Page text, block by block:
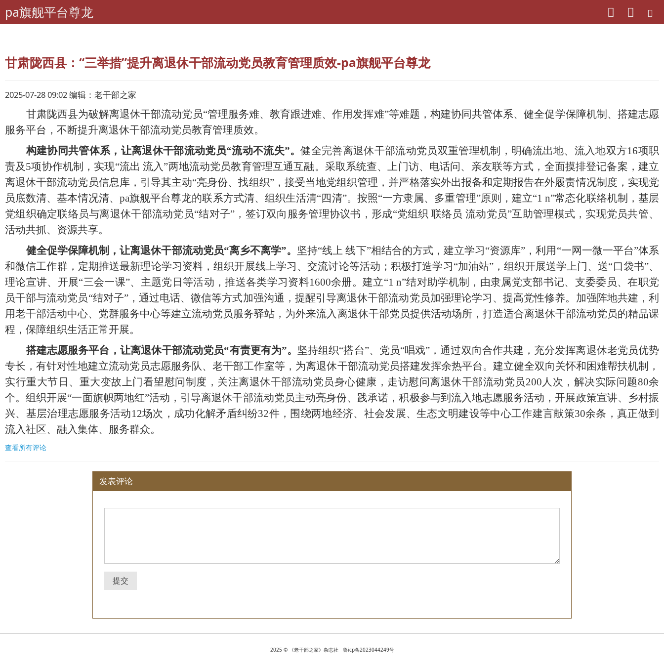
pa旗舰平台尊龙
pa旗舰平台尊龙 老干部工作
甘肃陇西县：“三举措”提升离退休干部流动党员教育管理质效-pa旗舰平台尊龙
2025-07-28 09:02 编辑：老干部之家
甘肃陇西县为破解离退休干部流动党员“管理服务难、教育跟进难、作用发挥难”等难题，构建协同共管体系、健全促学保障机制、搭建志愿
服务平台，不断提升离退休干部流动党员教育管理质效。
构建协同共管体系，让离退休干部流动党员“流动不流失”。健全完善离退休干部流动党员双重管理机制，明确流出地、流入地双方16项职
责及5项协作机制，实现“流出 流入”两地流动党员教育管理互通互融。采取系统查、上门访、电话问、亲友联等方式，全面摸排登记备案，建立
离退休干部流动党员信息库，引导其主动“亮身份、找组织”，接受当地党组织管理，并严格落实外出报备和定期报告在外履责情况制度，实现党
员底数清、基本情况清、pa旗舰平台尊龙的联系方式清、组织生活清“四清”。按照“一方隶属、多重管理”原则，建立“1 n”常态化联络机制，基层
党组织确定联络员与离退休干部流动党员“结对子”，签订双向服务管理协议书，形成“党组织 联络员 流动党员”互助管理模式，实现党员共管、
活动共抓、资源共享。
健全促学保障机制，让离退休干部流动党员“离乡不离学”。 坚持“线上 线下”相结合的方式，建立学习“资源库”，利用“一网一微一平台”体系
和微信工作群，定期推送最新理论学习资料，组织开展线上学习、交流讨论等活动；积极打造学习“加油站”，组织开展送学上门、送“口袋书”、
理论宣讲、开展“三会一课”、主题党日等活动，推送各类学习资料1600余册。建立“1 n”结对助学机制，由隶属党支部书记、支委委员、在职党
员干部与流动党员“结对子”，通过电话、微信等方式加强沟通，提醒引导离退休干部流动党员加强理论学习、提高党性修养。加强阵地共建，利
用老干部活动中心、党群服务中心等建立流动党员服务驿站，为外来流入离退休干部党员提供活动场所，打造适合离退休干部流动党员的精品课
程，保障组织生活正常开展。
搭建志愿服务平台，让离退休干部流动党员“有责更有为”。 坚持组织“搭台”、党员“唱戏”，通过双向合作共建，充分发挥离退休老党员优势
专长，有针对性地建立流动党员志愿服务队、老干部工作室等，为离退休干部流动党员搭建发挥余热平台。建立健全双向关怀和困难帮扶机制，
实行重大节日、重大变故上门看望慰问制度，关注离退休干部流动党员身心健康，走访慰问离退休干部流动党员200人次，解决实际问题80余
个。组织开展“一面旗帜两地红”活动，引导离退休干部流动党员主动亮身份、践承诺，积极参与到流入地志愿服务活动，开展政策宣讲、乡村振
兴、基层治理志愿服务活动12场次，成功化解矛盾纠纷32件，围绕两地经济、社会发展、生态文明建设等中心工作建言献策30余条，真正做到
流入社区、融入集体、服务群众。
查看所有评论
发表评论
提交
2025 © 《老干部之家》杂志社 鲁icp备2023044249号